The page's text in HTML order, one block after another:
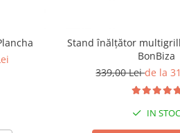
Stand înălțător
BonBiza
339,00 Leide la
IN STOC